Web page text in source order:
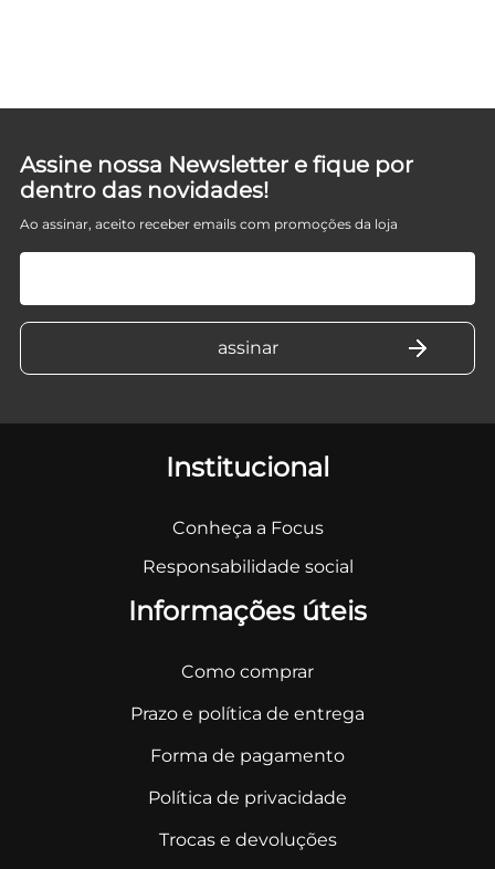
Assine nossa Newsletter e fique por
dentro das novidades!
Ao assinar, aceito receber emails com promoções da loja
Institucional
Conheça a Focus
Responsabilidade social
Informações úteis
Como comprar
Prazo e política de entrega
Forma de pagamento
Política de privacidade
Trocas e devoluções